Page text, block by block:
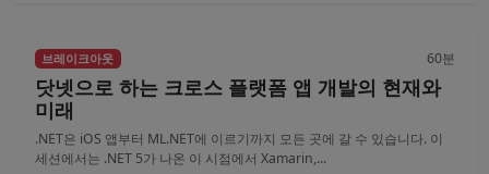
브레이크아웃 60분
닷넷으로 하는 크로스 플랫폼 앱 개발의 현재와
미래
.NET은 iOS 앱부터 ML.NET에 이르기까지 모든 곳에 갈 수 있습니다. 이
세션에서는 .NET 5가 나온 이 시점에서 Xamarin,...